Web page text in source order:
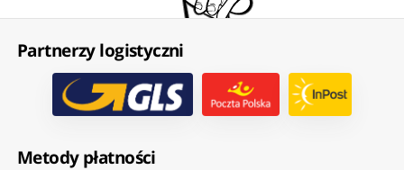
Partnerzy logistyczni
Metody płatności